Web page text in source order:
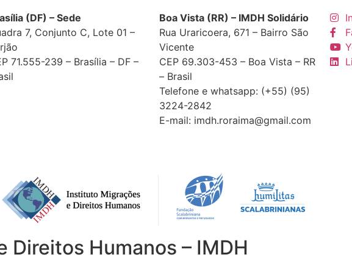
(DF) – Sede
7, Conjunto C, Lote 01 –
71.555-239 – Brasília – DF –
Boa Vista (RR) – IMDH Solidário
Rua Uraricoera, 671 – Bairro São
Vicente
CEP 69.303-453 – Boa Vista – RR
– Brasil
Telefone e whatsapp: (+55) (95)
3224-2842
E-mail: imdh.roraima@gmail.com
Humanos – IMDH